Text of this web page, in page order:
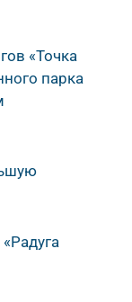
«Точка
парка